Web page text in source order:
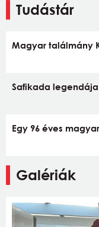
Tudástár
Magyar találmány
Safikada legendája
Egy 96 éves
Galériák